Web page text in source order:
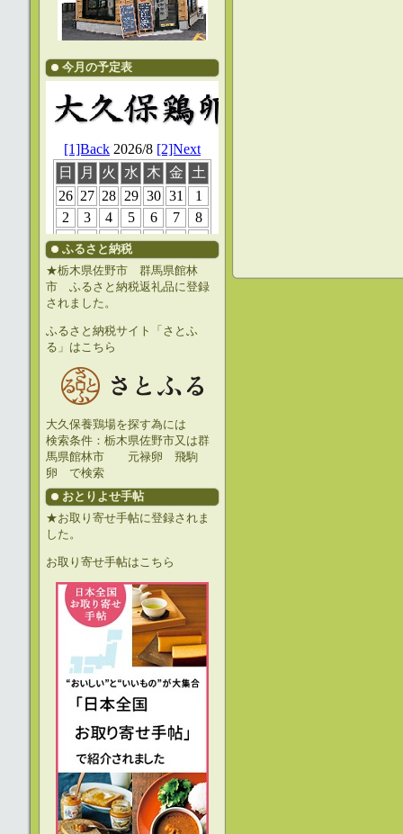
今月の予定表
ふるさと納税
★栃木県佐野市 群馬県館林
市 ふるさと納税返礼品に登録
されました。
ふるさと納税サイト「さとふ
る」はこちら
大久保養鶏場を探す為には
検索条件：栃木県佐野市又は群
馬県館林市 元禄卵 飛駒
卵 で検索
おとりよせ手帖
★お取り寄せ手帖に登録されま
した。
お取り寄せ手帖はこちら